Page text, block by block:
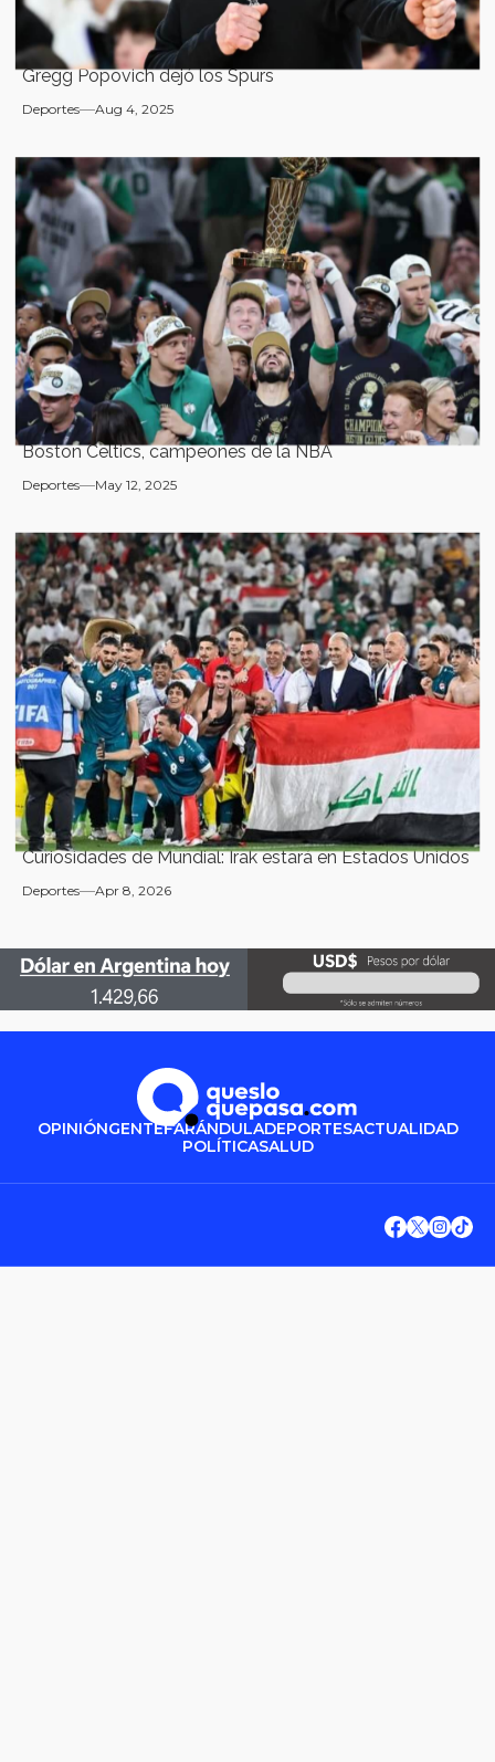
Gregg Popovich dejó los Spurs
Deportes Aug 4, 2025
Boston Celtics, campeones de la NBA
Deportes May 12, 2025
Curiosidades de Mundial: Irak estará en Estados Unidos
Deportes Apr 8, 2026
OPINIÓNGENTEFARÁNDULADEPORTESACTUALIDAD
POLÍTICASALUD